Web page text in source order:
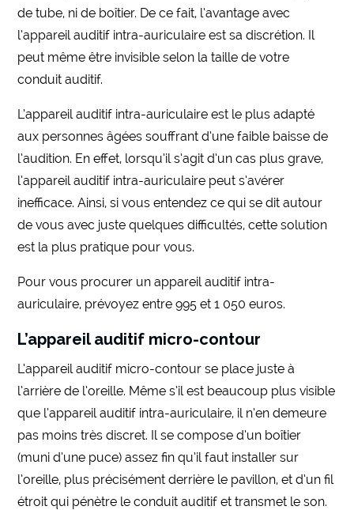
de tube, ni de boîtier. De ce fait, l’avantage avec
l’appareil auditif intra-auriculaire est sa discrétion. Il
peut même être invisible selon la taille de votre
conduit auditif.
L’appareil auditif intra-auriculaire est le plus adapté
aux personnes âgées souffrant d’une faible baisse de
l’audition. En effet, lorsqu’il s’agit d’un cas plus grave,
l’appareil auditif intra-auriculaire peut s’avérer
inefficace. Ainsi, si vous entendez ce qui se dit autour
de vous avec juste quelques difficultés, cette solution
est la plus pratique pour vous.
Pour vous procurer un appareil auditif intra-
auriculaire, prévoyez entre 995 et 1 050 euros.
L’appareil auditif micro-contour
L’appareil auditif micro-contour se place juste à
l’arrière de l’oreille. Même s’il est beaucoup plus visible
que l’appareil auditif intra-auriculaire, il n’en demeure
pas moins très discret. Il se compose d’un boîtier
(muni d’une puce) assez fin qu’il faut installer sur
l’oreille, plus précisément derrière le pavillon, et d’un fil
étroit qui pénètre le conduit auditif et transmet le son.